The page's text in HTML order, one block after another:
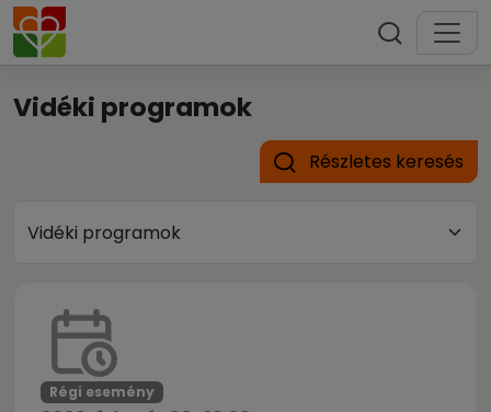
Vidéki programok
Részletes keresés
Régi esemény